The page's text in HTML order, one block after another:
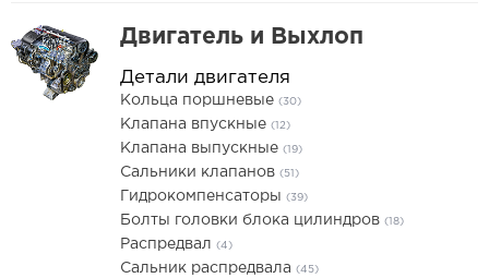
Двигатель и Выхлоп
Детали двигателя
Кольца поршневые (30)
Клапана впускные (12)
Клапана выпускные (19)
Сальники клапанов (51)
Гидрокомпенсаторы (39)
Болты головки блока цилиндров (18)
Распредвал (4)
Сальник распредвала (45)